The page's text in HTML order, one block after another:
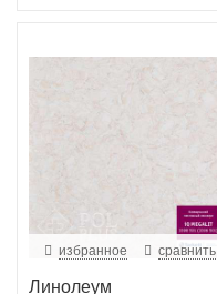
избранное сравнить
Линолеум